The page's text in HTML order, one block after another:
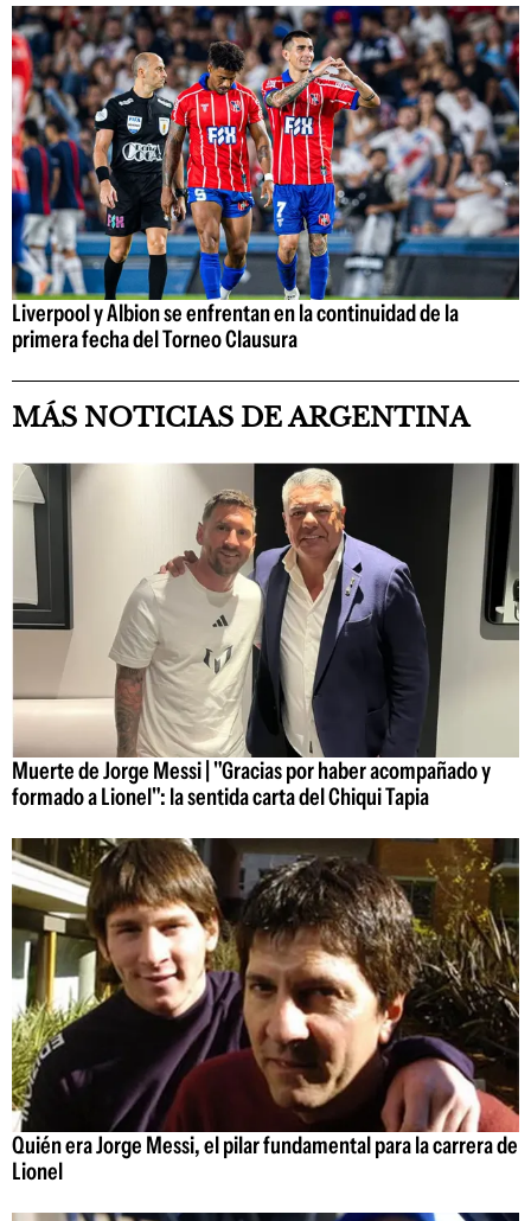
Liverpool y Albion se enfrentan en la continuidad de la
primera fecha del Torneo Clausura
MÁS NOTICIAS DE ARGENTINA
Muerte de Jorge Messi | "Gracias por haber acompañado y
formado a Lionel": la sentida carta del Chiqui Tapia
Quién era Jorge Messi, el pilar fundamental para la carrera de
Lionel